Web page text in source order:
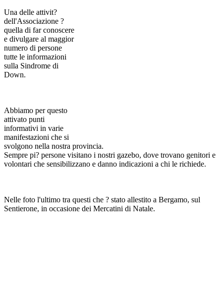
Una delle attivit?
dell'Associazione ?
quella di far conoscere
e divulgare al maggior
numero di persone
tutte le informazioni
sulla Sindrome di
Down.
Abbiamo per questo
attivato punti
informativi in varie
manifestazioni che si
svolgono nella nostra provincia.
Sempre pi? persone visitano i nostri gazebo, dove trovano genitori e
volontari che sensibilizzano e danno indicazioni a chi le richiede.
Nelle foto l'ultimo tra questi che ? stato allestito a Bergamo, sul
Sentierone, in occasione dei Mercatini di Natale.